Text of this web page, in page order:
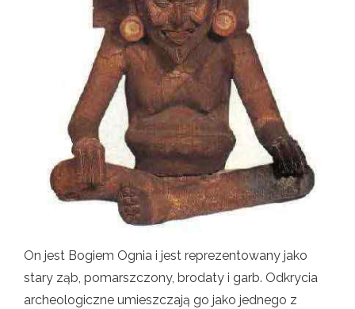
On jest Bogiem Ognia i jest reprezentowany jako
stary ząb, pomarszczony, brodaty i garb. Odkrycia
archeologiczne umieszczają go jako jednego z